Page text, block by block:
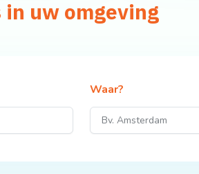
in uw omgeving
Waar?